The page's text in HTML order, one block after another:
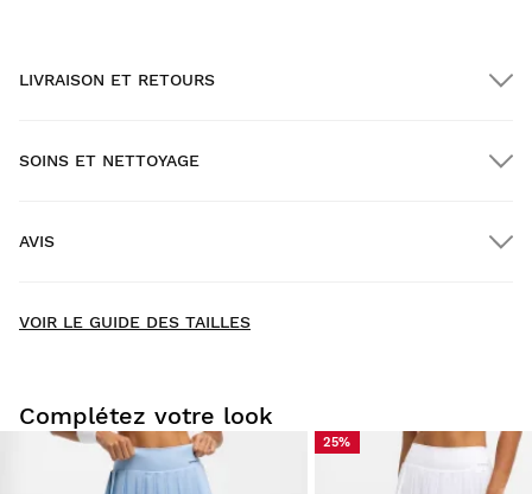
LIVRAISON ET RETOURS
SOINS ET NETTOYAGE
AVIS
VOIR LE GUIDE DES TAILLES
Complétez votre look
25%